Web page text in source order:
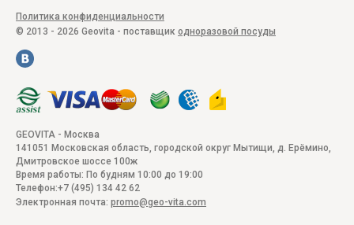
Политика конфиденциальности
© 2013 - 2026 Geovita - поставщик одноразовой посуды
GEOVITA - Москва
141051 Московская область, городской округ Мытищи, д. Ерёмино
Дмитровское шоссе 100ж
Время работы: По будням 10:00 до 19:00
Телефон:+7 (495) 134 42 62
Электронная почта: promo@geo-vita.com